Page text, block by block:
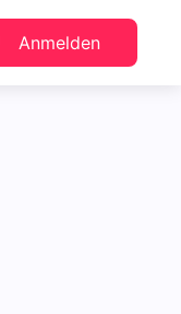
Anmelden